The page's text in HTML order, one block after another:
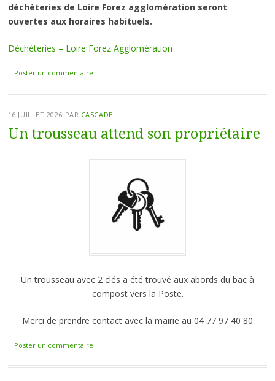
déchèteries de Loire Forez agglomération seront
ouvertes aux horaires habituels.
Déchèteries – Loire Forez Agglomération
| Poster un commentaire
16 JUILLET 2026 PAR CASCADE
Un trousseau attend son propriétaire
Un trousseau avec 2 clés a été trouvé aux abords du bac à
compost vers la Poste.
Merci de prendre contact avec la mairie au 04 77 97 40 80
| Poster un commentaire